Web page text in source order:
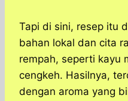
Tapi di sini, resep itu
bahan lokal dan cita
rempah, seperti kayu
cengkeh. Hasilnya,
dengan aroma yang